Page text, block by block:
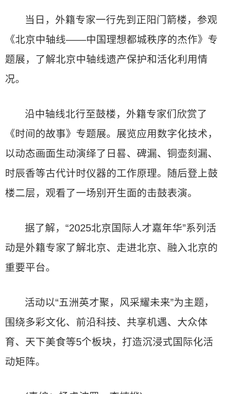
当日，外籍专家一行先到正阳门箭楼，参观
《北京中轴线——中国理想都城秩序的杰作》专
题展，了解北京中轴线遗产保护和活化利用情
况。
沿中轴线北行至鼓楼，外籍专家们欣赏了
《时间的故事》专题展。展览应用数字化技术，
以动态画面生动演绎了日晷、碑漏、铜壶刻漏、
时辰香等古代计时仪器的工作原理。随后登上鼓
楼二层，观看了一场别开生面的击鼓表演。
据了解，“2025北京国际人才嘉年华”系列活
动是外籍专家了解北京、走进北京、融入北京的
重要平台。
活动以“五洲英才聚，风采耀未来”为主题，
围绕多彩文化、前沿科技、共享机遇、大众体
育、天下美食等5个板块，打造沉浸式国际化活
动矩阵。